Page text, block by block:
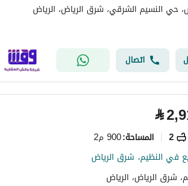
حي النسيم الشرقي، شرق الرياض، الرياض
اتصال
⃁
2 المساحة:900 م2
في النظيم، شرق الرياض
شرق الرياض، الرياض